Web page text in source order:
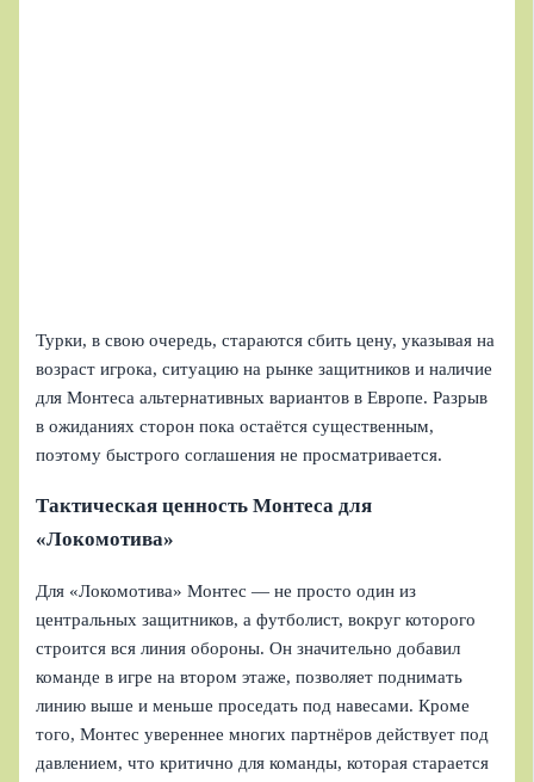
Турки, в свою очередь, стараются сбить цену, указывая на
возраст игрока, ситуацию на рынке защитников и наличие
для Монтеса альтернативных вариантов в Европе. Разрыв
в ожиданиях сторон пока остаётся существенным,
поэтому быстрого соглашения не просматривается.
Тактическая ценность Монтеса для
«Локомотива»
Для «Локомотива» Монтес — не просто один из
центральных защитников, а футболист, вокруг которого
строится вся линия обороны. Он значительно добавил
команде в игре на втором этаже, позволяет поднимать
линию выше и меньше проседать под навесами. Кроме
того, Монтес увереннее многих партнёров действует под
давлением, что критично для команды, которая старается